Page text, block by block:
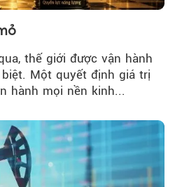
thế giới được vận hành
Một quyết định giá trị
hành mọi nền kinh...